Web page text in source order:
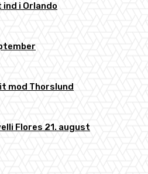
i Orlando
mod Thorslund
Flores 21. august